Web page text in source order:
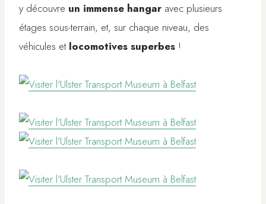
y découvre un immense hangar avec plusieurs
étages sous-terrain, et, sur chaque niveau, des
véhicules etlocomotives superbes !